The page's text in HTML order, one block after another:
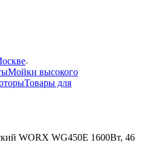
Мойки высокого
Товары для
WORX WG450E 1600Вт, 46